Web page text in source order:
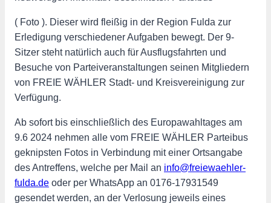
( Foto ). Dieser wird fleißig in der Region Fulda zur
Erledigung verschiedener Aufgaben bewegt. Der 9-
Sitzer steht natürlich auch für Ausflugsfahrten und
Besuche von Parteiveranstaltungen seinen Mitgliedern
von FREIE WÄHLER Stadt- und Kreisvereinigung zur
Verfügung.
Ab sofort bis einschließlich des Europawahltages am
9.6 2024 nehmen alle vom FREIE WÄHLER Parteibus
geknipsten Fotos in Verbindung mit einer Ortsangabe
des Antreffens, welche per Mail an info@freiewaehler-
fulda.de oder per WhatsApp an 0176-17931549
gesendet werden, an der Verlosung jeweils eines